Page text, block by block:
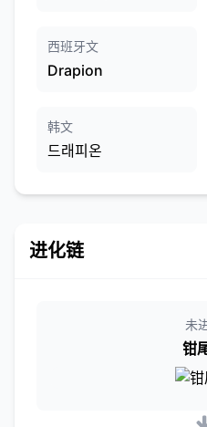
西班牙文
Drapion
韩文
드래피온
进化链
未
钳